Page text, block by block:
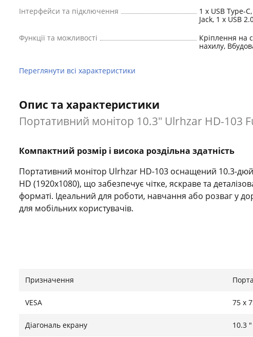
Інтерфейси та підключення
1 x USB Type-
Jack, 1 x USB
Функції та можливості
Кріплення на
нахилу,
Переглянути всі характеристики
Опис та характеристики
Портативний монітор 10.3" Ulrhzar HD-103
Компактний розмір і висока роздільна здатність
Портативний монітор Ulrhzar HD-103 оснащений 10.3-
HD (1920x1080), що забезпечує чітке, яскраве та
форматі. Ідеальний для роботи, навчання або розваг у
для мобільних користувачів.
огляду — до 178°. Завдяки цьому монітор чудово
Призначення
VESA 75 x
Діагональ екрану 10.3 "